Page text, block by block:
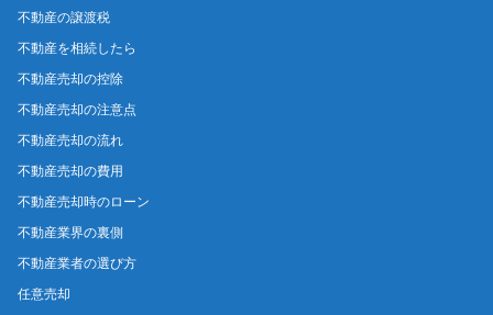
不動産の譲渡税
不動産を相続したら
不動産売却の控除
不動産売却の注意点
不動産売却の流れ
不動産売却の費用
不動産売却時のローン
不動産業界の裏側
不動産業者の選び方
任意売却